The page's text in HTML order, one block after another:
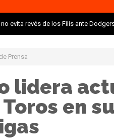
evita revés de los Filis ante
Prensa
lidera
en